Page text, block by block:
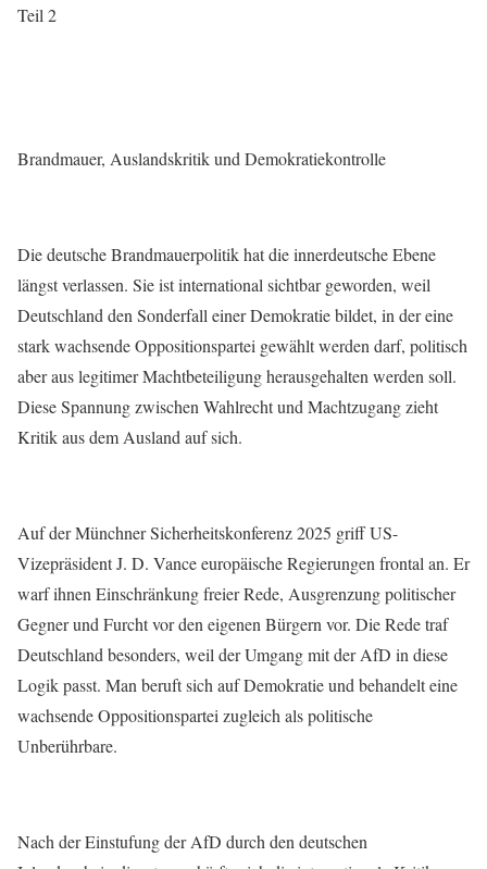
Teil 2
Brandmauer, Auslandskritik und Demokratiekontrolle
Die deutsche Brandmauerpolitik hat die innerdeutsche Ebene
längst verlassen. Sie ist international sichtbar geworden, weil
Deutschland den Sonderfall einer Demokratie bildet, in der eine
stark wachsende Oppositionspartei gewählt werden darf, politisch
aber aus legitimer Machtbeteiligung herausgehalten werden soll.
Diese Spannung zwischen Wahlrecht und Machtzugang zieht
Kritik aus dem Ausland auf sich.
Auf der Münchner Sicherheitskonferenz 2025 griff US-
Vizepräsident J. D. Vance europäische Regierungen frontal an. Er
warf ihnen Einschränkung freier Rede, Ausgrenzung politischer
Gegner und Furcht vor den eigenen Bürgern vor. Die Rede traf
Deutschland besonders, weil der Umgang mit der AfD in diese
Logik passt. Man beruft sich auf Demokratie und behandelt eine
wachsende Oppositionspartei zugleich als politische
Unberührbare.
Nach der Einstufung der AfD durch den deutschen